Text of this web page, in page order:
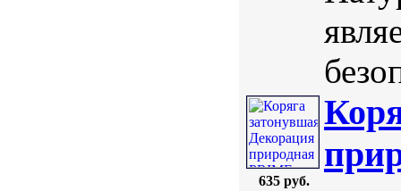
635 руб.